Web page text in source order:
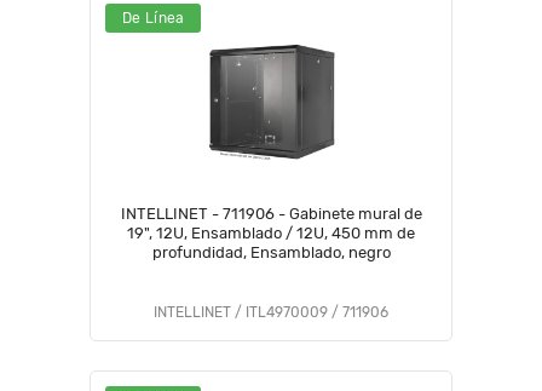
De Línea
INTELLINET - 711906 - Gabinete mural de
19", 12U, Ensamblado / 12U, 450 mm de
profundidad, Ensamblado, negro
INTELLINET / ITL4970009 / 711906